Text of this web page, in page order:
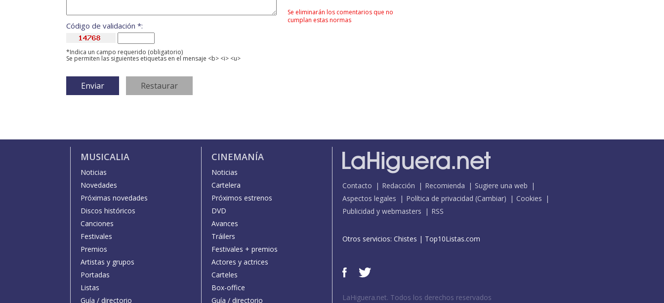
Se eliminarán los comentarios que no
cumplan estas normas
Código de validación *:
*Indica un campo requerido (obligatorio)
Se permiten las siguientes etiquetas en el mensaje <b> <i> <u>
MUSICALIA
Noticias
Novedades
Próximas novedades
Discos históricos
Canciones
Festivales
Premios
Artistas y grupos
Portadas
Listas
Guía / directorio
CINEMANÍA
Noticias
Cartelera
Próximos estrenos
DVD
Avances
Tráilers
Festivales + premios
Actores y actrices
Carteles
Box-office
Guía / directorio
Contacto Redacción Recomienda
Sugiere una web
Aspectos legales
Política de privacidad (Cambiar)
Cookies
Publicidad y webmasters
RSS
Otros servicios: Chistes | Top10Listas.com
LaHiguera.net. Todos los derechos reservados